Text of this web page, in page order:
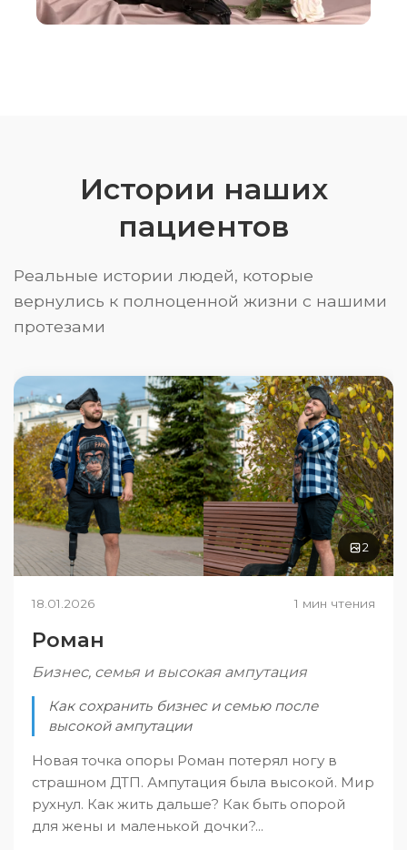
Истории наших
пациентов
Реальные истории людей, которые
вернулись к полноценной жизни с нашими
протезами
2
18.01.2026 1 мин чтения
Роман
Бизнес, семья и высокая ампутация
Как сохранить бизнес и семью после
высокой ампутации
Новая точка опоры Роман потерял ногу в
страшном ДТП. Ампутация была высокой. Мир
рухнул. Как жить дальше? Как быть опорой
для жены и маленькой дочки?...